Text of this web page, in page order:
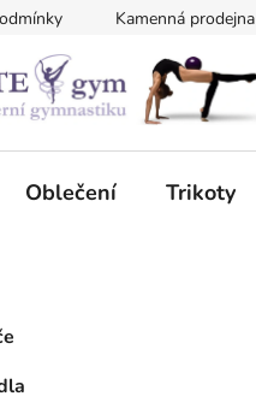
Kamenná prodejna
Oblečení Trikoty